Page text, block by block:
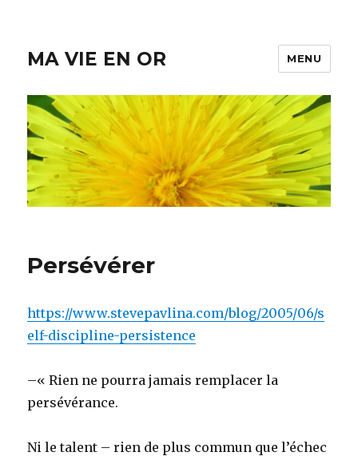
MA VIE EN OR MENU
Persévérer
https://www.stevepavlina.com/blog/2005/06/s
elf-discipline-persistence
–« Rien ne pourra jamais remplacer la
persévérance.
Ni le talent – rien de plus commun que l’échec